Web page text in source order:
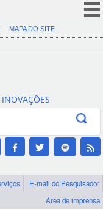
(COVID-19)
Canais
MAPA DO SITE
E-mail do Pesquisador
Área de imprensa